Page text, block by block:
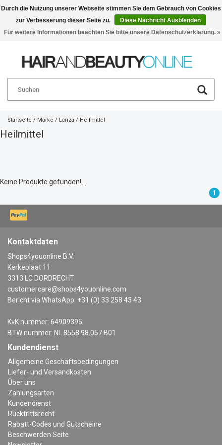
Deutsch €
Startseite / Marke / Lanza / Heilmittel
Heilmittel
Keine Produkte gefunden!...
1
Kontaktdaten
Shops4youonline B.V.
Kerkeplaat 11
3313 LC DORDRECHT
customercare@shops4youonline.com
Bericht via WhatsApp: +31 (0) 33 258 43 43
KvK nummer: 64909395
BTW nummer: NL 8558.98.057.B01
Kundendienst
Allgemeine Geschäftsbedingungen
Liefer- und Versandkosten
Über uns
Zahlungsarten
Kundendienst
Rücktrittsrecht
Rabatt-Codes und Gutscheine
Beschwerden Seite
Durch die Nutzung unserer Webseite stimmen Sie dem Gebrauch von Cookies
zur Verbesserung dieser Seite zu.
Diese Nachricht Ausblenden
Für weitere Informationen beachten Sie bitte unsere Datenschutzerklärung. »